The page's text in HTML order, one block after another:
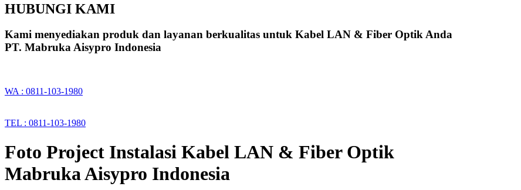
HUBUNGI KAMI
Kami menyediakan produk dan layanan berkualitas untuk Kabel LAN & Fiber Optik Anda
PT. Mabruka Aisypro Indonesia
WA : 0811-103-1980
TEL : 0811-103-1980
Foto Project Instalasi Kabel LAN & Fiber Optik
Mabruka Aisypro Indonesia